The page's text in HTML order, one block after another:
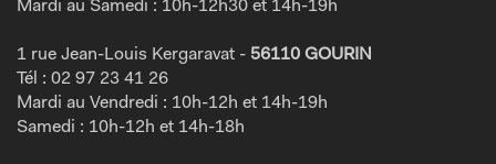
Mardi au Samedi : 10h-12h30 et 14h-19h
1 rue Jean-Louis Kergaravat - 56110 GOURIN
Tél : 02 97 23 41 26
Mardi au Vendredi : 10h-12h et 14h-19h
Samedi : 10h-12h et 14h-18h